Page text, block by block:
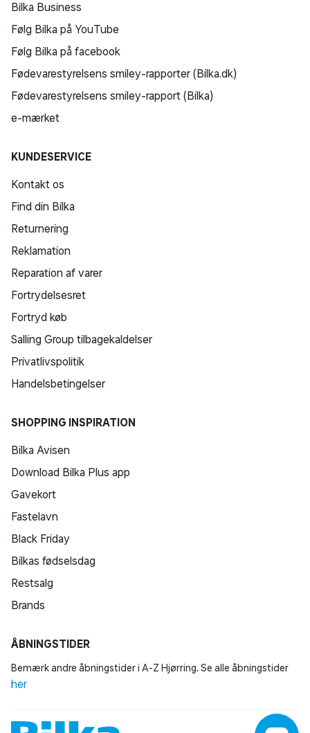
Bilka Business
Følg Bilka på YouTube
Følg Bilka på facebook
Fødevarestyrelsens smiley-rapporter (Bilka.dk)
Fødevarestyrelsens smiley-rapport (Bilka)
e-mærket
KUNDESERVICE
Kontakt os
Find din Bilka
Returnering
Reklamation
Reparation af varer
Fortrydelsesret
Fortryd køb
Salling Group tilbagekaldelser
Privatlivspolitik
Handelsbetingelser
SHOPPING INSPIRATION
Bilka Avisen
Download Bilka Plus app
Gavekort
Fastelavn
Black Friday
Bilkas fødselsdag
Restsalg
Brands
ÅBNINGSTIDER
Bemærk andre åbningstider i A-Z Hjørring. Se alle åbningstider
her